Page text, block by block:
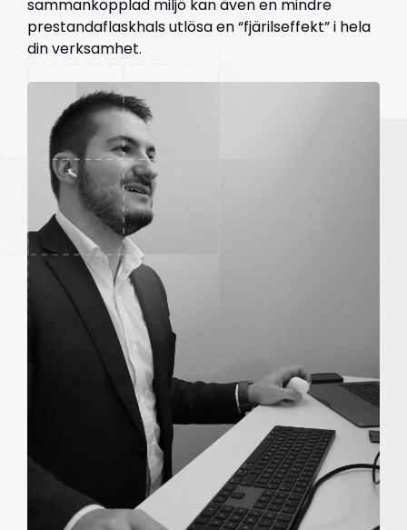
sammankopplad miljö kan även en mindre
prestandaflaskhals utlösa en “fjärilseffekt” i hela
din verksamhet.